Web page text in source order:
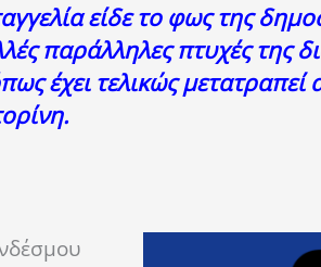
είδε το φως της
παράλληλες πτυχές της
έχει τελικώς